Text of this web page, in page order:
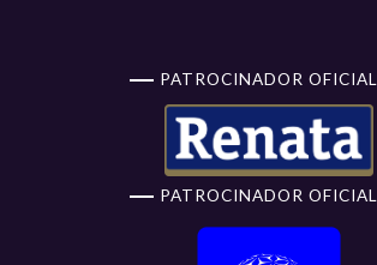
PATROCINADOR OFICIAL
PATROCINADOR OFICIAL